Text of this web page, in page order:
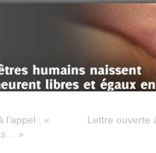
l’appel : «
»
Lettre ouverte